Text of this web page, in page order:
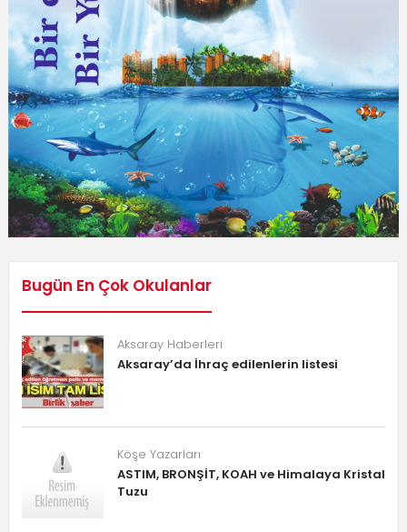
Bugün En Çok Okulanlar
Aksaray Haberleri
Aksaray’da İhraç edilenlerin listesi
Köşe Yazarları
ASTIM, BRONŞİT, KOAH ve Himalaya Kristal
Tuzu